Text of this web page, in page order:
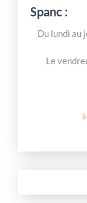
Spanc :
Du lundi au
Le